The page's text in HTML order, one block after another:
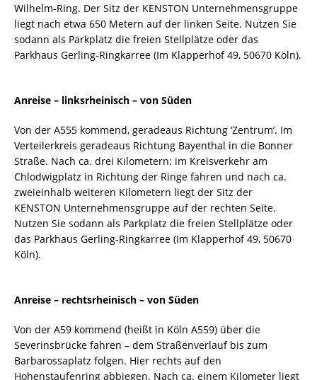
Wilhelm-Ring. Der Sitz der KENSTON Unternehmensgruppe
liegt nach etwa 650 Metern auf der linken Seite. Nutzen Sie
sodann als Parkplatz die freien Stellplätze oder das
Parkhaus Gerling-Ringkarree (Im Klapperhof 49, 50670 Köln).
Anreise – linksrheinisch – von Süden
Von der A555 kommend, geradeaus Richtung ‘Zentrum’. Im
Verteilerkreis geradeaus Richtung Bayenthal in die Bonner
Straße. Nach ca. drei Kilometern: im Kreisverkehr am
Chlodwigplatz in Richtung der Ringe fahren und nach ca.
zweieinhalb weiteren Kilometern liegt der Sitz der
KENSTON Unternehmensgruppe auf der rechten Seite.
Nutzen Sie sodann als Parkplatz die freien Stellplätze oder
das Parkhaus Gerling-Ringkarree (Im Klapperhof 49, 50670
Köln).
Anreise – rechtsrheinisch – von Süden
Von der A59 kommend (heißt in Köln A559) über die
Severinsbrücke fahren – dem Straßenverlauf bis zum
Barbarossaplatz folgen. Hier rechts auf den
Hohenstaufenring abbiegen. Nach ca. einem Kilometer liegt